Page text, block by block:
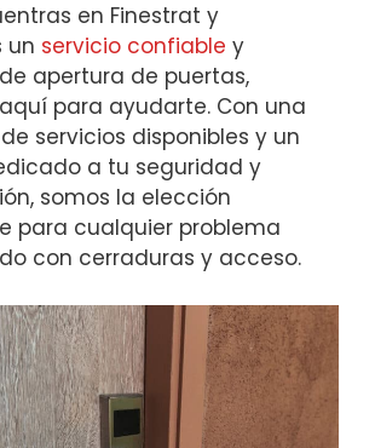
en Finestrat y
un servicio confiable y
apertura de puertas,
para ayudarte. Con una
servicios disponibles y un
a tu seguridad y
somos la elección
para cualquier problema
con cerraduras y acceso.